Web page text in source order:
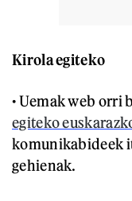
Kirola egiteko
• Uemak web orri
egiteko
komunikabideek
gehienak.